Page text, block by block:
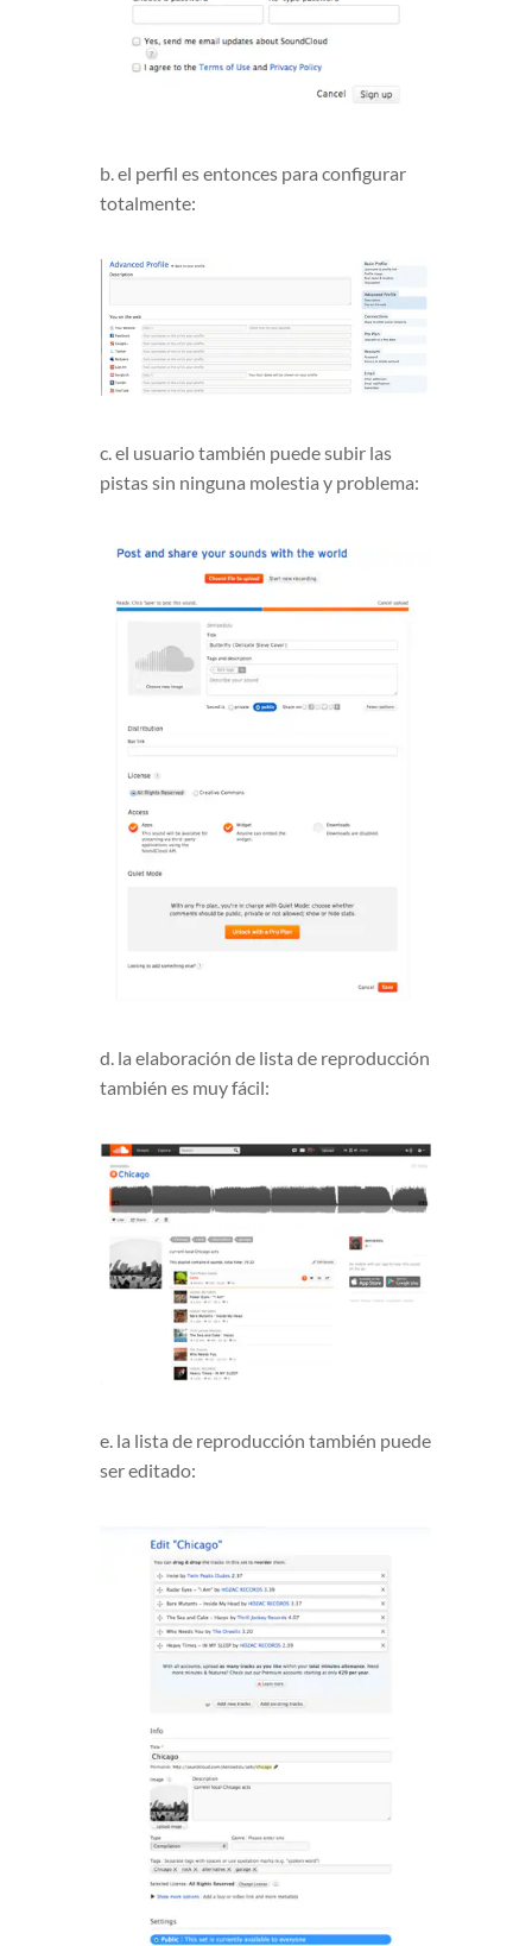
b. el perfil es entonces para configurar
totalmente:
c. el usuario también puede subir las
pistas sin ninguna molestia y problema:
d. la elaboración de lista de reproducción
también es muy fácil:
e. la lista de reproducción también puede
ser editado: